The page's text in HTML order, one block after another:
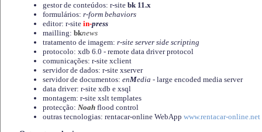
gestor de conteúdos: r-site bk 11.x
formulários: r-form behaviors
editor: r-site in-press
mailling: bknews
tratamento de imagem: r-site server side scripting
protocolo: xdb 6.0 - remote data driver protocol
comunicações: r-site xclient
servidor de dados: r-site xserver
servidor de documentos: enMedia - large encoded media server
data driver: r-site xdb e xsql
montagem: r-site xslt templates
protecção: Noah flood control
outras tecnologias: rentacar-online WebApp www.rentacar-online.net